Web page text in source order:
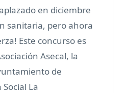
en diciembre
sanitaria, pero ahora
Este concurso es
Asecal, la
de
La